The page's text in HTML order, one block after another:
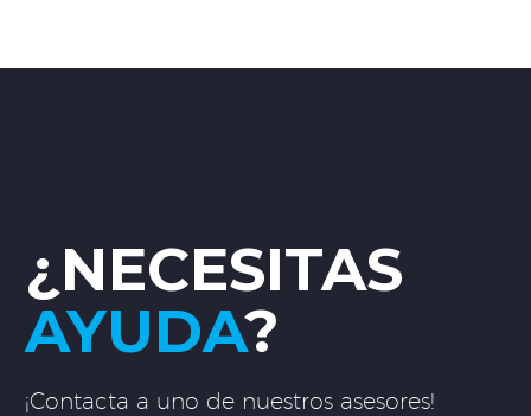
¿NECESITAS
AYUDA?
¡Contacta a uno de nuestros asesores!